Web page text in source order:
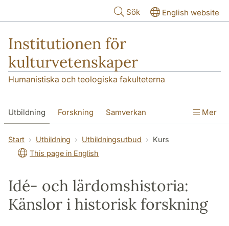
Sök English website
Institutionen för
kulturvetenskaper
Humanistiska och teologiska fakulteterna
Utbildning Forskning Samverkan
Om institutionen Kontakt
Mer
Start Utbildning Utbildningsutbud
Kurs
This page in English
Idé- och lärdomshistoria:
Känslor i historisk forskning